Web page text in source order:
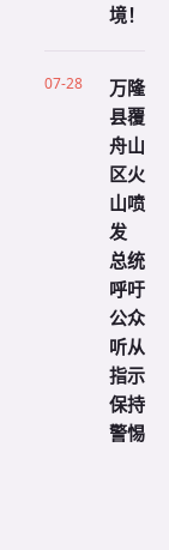
境！
07-28
万隆
县覆
舟山
区火
山喷
发
总统
呼吁
公众
听从
指示
保持
警惕